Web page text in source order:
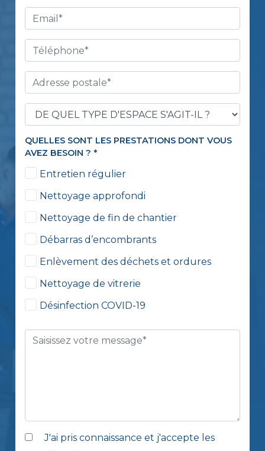
QUELLES SONT LES PRESTATIONS DONT VOUS
AVEZ BESOIN ?*
Entretien régulier
Nettoyage approfondi
Nettoyage de fin de chantier
Débarras d’encombrants
Enlèvement des déchets et ordures
Nettoyage de vitrerie
Désinfection COVID-19
J'ai pris connaissance et j'accepte les